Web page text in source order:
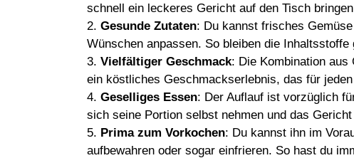
schnell ein leckeres Gericht auf den Tisch
2. Gesunde Zutaten: Du kannst frisches
Wünschen anpassen. So bleiben die Inhaltsstoffe
3. Vielfältiger Geschmack: Die Kombination aus
ein köstliches Geschmackserlebnis, das für
4. Geselliges Essen: Der Auflauf ist vorzüglich
sich seine Portion selbst nehmen und das
5. Prima zum Vorkochen: Du kannst ihn im
aufbewahren oder sogar einfrieren. So hast du